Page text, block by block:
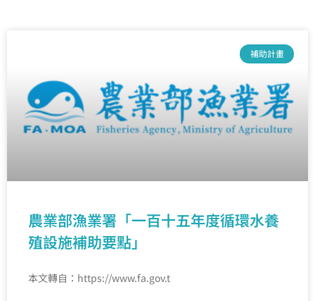
補助計畫
農業部漁業署「一百十五年度循環水養
殖設施補助要點」
本文轉自：https://www.fa.gov.t